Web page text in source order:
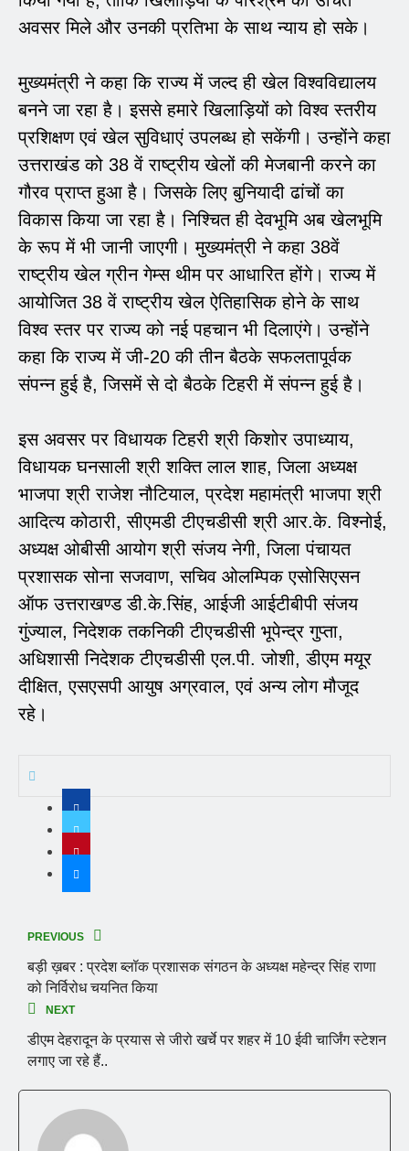
अवसर मिले और उनकी प्रतिभा के साथ न्याय हो सके।
मुख्यमंत्री ने कहा कि राज्य में जल्द ही खेल विश्वविद्यालय
बनने जा रहा है। इससे हमारे खिलाड़ियों को विश्व स्तरीय
प्रशिक्षण एवं खेल सुविधाएं उपलब्ध हो सकेंगी। उन्होंने कहा
उत्तराखंड को 38 वें राष्ट्रीय खेलों की मेजबानी करने का
गौरव प्राप्त हुआ है। जिसके लिए बुनियादी ढांचों का
विकास किया जा रहा है। निश्चित ही देवभूमि अब खेलभूमि
के रूप में भी जानी जाएगी। मुख्यमंत्री ने कहा 38वें
राष्ट्रीय खेल ग्रीन गेम्स थीम पर आधारित होंगे। राज्य में
आयोजित 38 वें राष्ट्रीय खेल ऐतिहासिक होने के साथ
विश्व स्तर पर राज्य को नई पहचान भी दिलाएंगे। उन्होंने
कहा कि राज्य में जी-20 की तीन बैठके सफलतापूर्वक
संपन्न हुई है, जिसमें से दो बैठके टिहरी में संपन्न हुई है।
इस अवसर पर विधायक टिहरी श्री किशोर उपाध्याय,
विधायक घनसाली श्री शक्ति लाल शाह, जिला अध्यक्ष
भाजपा श्री राजेश नौटियाल, प्रदेश महामंत्री भाजपा श्री
आदित्य कोठारी, सीएमडी टीएचडीसी श्री आर.के. विश्नोई,
अध्यक्ष ओबीसी आयोग श्री संजय नेगी, जिला पंचायत
प्रशासक सोना सजवाण, सचिव ओलम्पिक एसोसिएसन
ऑफ उत्तराखण्ड डी.के.सिंह, आईजी आईटीबीपी संजय
गुंज्याल, निदेशक तकनिकी टीएचडीसी भूपेन्द्र गुप्ता,
अधिशासी निदेशक टीएचडीसी एल.पी. जोशी, डीएम मयूर
दीक्षित, एसएसपी आयुष अग्रवाल, एवं अन्य लोग मौजूद
रहे।
PREVIOUS
बड़ी ख़बर : प्रदेश ब्लॉक प्रशासक संगठन के अध्यक्ष महेन्द्र सिंह राणा
को निर्विरोध चयनित किया
NEXT
डीएम देहरादून के प्रयास से जीरो खर्चे पर शहर में 10 ईवी चार्जिंग स्टेशन
लगाए जा रहे हैं..